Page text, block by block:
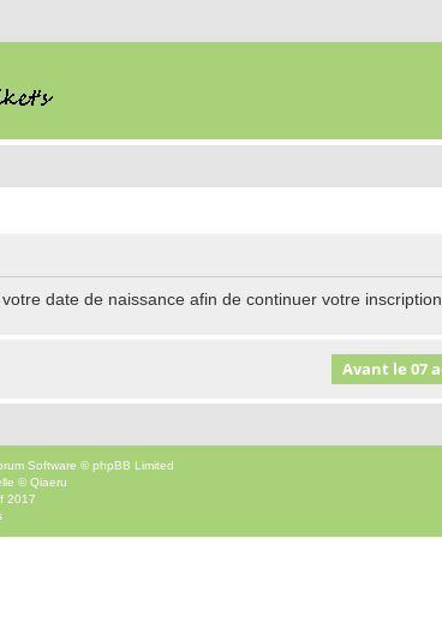
date de naissance afin de continuer votre inscription.
Software © phpBB Limited
©Qiaeru
2017